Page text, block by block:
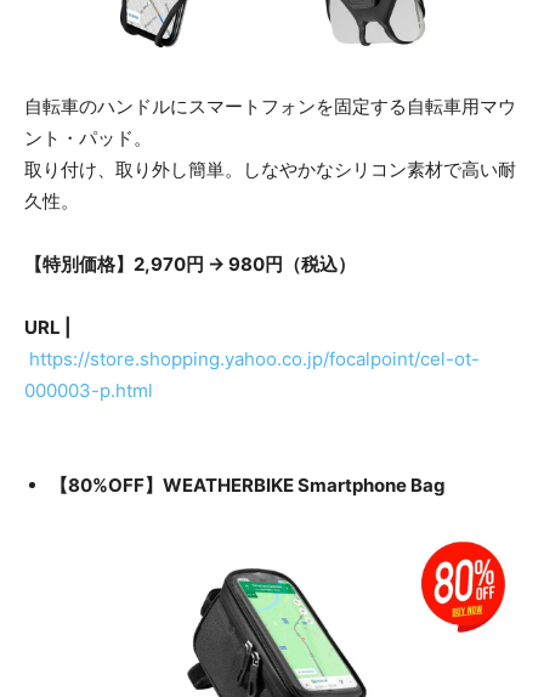
自転車のハンドルにスマートフォンを固定する自転車用マウ
ント・パッド。
取り付け、取り外し簡単。しなやかなシリコン素材で高い耐
久性。
【特別価格】2,970円 → 980円（税込）
URL |
https://store.shopping.yahoo.co.jp/focalpoint/cel-ot-
000003-p.html
【80%OFF】WEATHERBIKE Smartphone Bag